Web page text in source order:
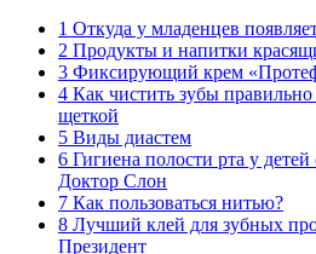
1 Откуда у младенцев
2 Продукты и напитки
3 Фиксирующий крем
4 Как чистить зубы
щеткой
5 Виды диастем
6 Гигиена полости рта у детей
Доктор Слон
7 Как пользоваться нитью?
8 Лучший клей для зубных
Президент